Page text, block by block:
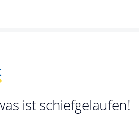
ist schiefgelaufen!